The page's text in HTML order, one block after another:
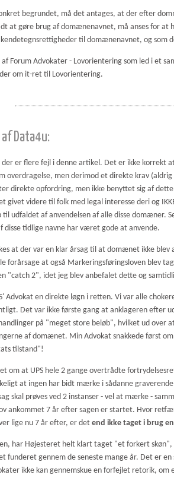
begrundet, må det antages, at der efter
at gøre brug af domænenavnet, må anses for at
til domænenavnet, og
Forum Advokater - Lovorientering som led i et
om it-ret til Lovorientering.
Data4u:
er flere fejl i denne artikel. Det er ikke korrekt
overdragelse, men derimod et direkte krav
direkte opfordring, men ikke benyttet sig af
givet videre til folk med legal interesse deri og
til udfaldet af anvendelsen af alle disse
disse tidlige navne har været gode at anvende.
at der var en klar årsag til at domænet ikke
forårsage at også Markeringsføringsloven blev
"catch 2", idet jeg blev anbefalet dette og
Advokat en direkte løgn i retten. Vi var alle
Det var ikke første gang at anklageren efter
på "meget store beløb", hvilket ud over
af domænet. Min Advokat snakkede først
tilstand"!
om at UPS hele 2 gange overtrådte
at ingen har bidt mærke i sådanne
skal prøves ved 2 instanser - vel at mærke -
ankommet 7 år efter sagen er startet. Hvor
lige nu 7 år efter, er det end ikke taget i brug
har Højesteret helt klart taget "et forkert
funderet gennem de seneste mange år. Det er
ikke kan gennemskue en forfejlet retorik,